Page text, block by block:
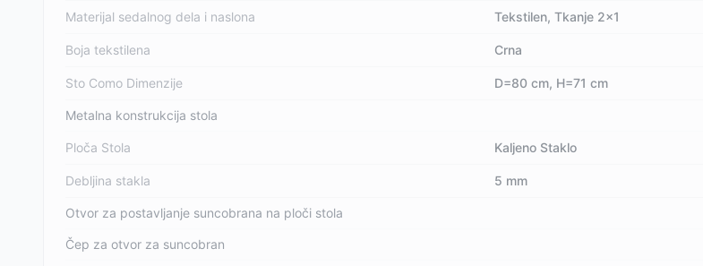
Materijal sedalnog dela i naslona Tekstilen, Tkanje 2x1
Boja tekstilena Crna
Sto Como Dimenzije D=80 cm, H=71 cm
Metalna konstrukcija stola
Ploča Stola Kaljeno Staklo
Debljina stakla 5 mm
Otvor za postavljanje suncobrana na ploči stola
Čep za otvor za suncobran